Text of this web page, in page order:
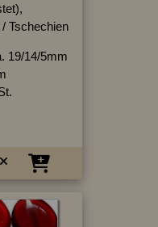
Tschechien
19/14/5mm